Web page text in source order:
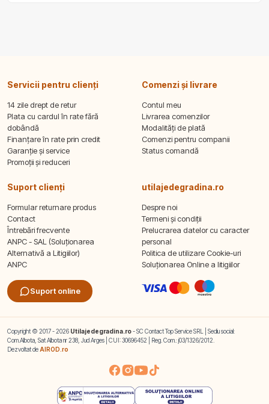
Servicii pentru clienți
14 zile drept de retur
Plata cu cardul în rate fără
dobândă
Finanțare în rate prin credit
Garanție și service
Promoții și reduceri
Comenzi și livrare
Contul meu
Livrarea comenzilor
Modalități de plată
Comenzi pentru companii
Status comandă
Suport clienți
Formular returnare produs
Contact
Întrebări frecvente
ANPC - SAL (Soluționarea
Alternativă a Litigiilor)
ANPC
Suport online
utilajedegradina.ro
Despre noi
Termeni și condiții
Prelucrarea datelor cu caracter
personal
Politica de utilizare Cookie-uri
Soluționarea Online a litigiilor
Copyright © 2017 - 2026 Utilajedegradina.ro- SC Contact Top Service SRL | Sediu social:
Com.Albota, Sat Albota nr 238, Jud Arges | CUI: 30696452 | Reg. Com.: j03/1326/2012.
Dezvoltat de AIROD.ro